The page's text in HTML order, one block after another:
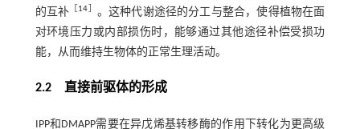
的互补
14
。这种代谢途径的分工与整合，使得植物在面
对环境压力或内部损伤时，能够通过其他途径补偿受损功
能，从而维持生物体的正常生理活动。
2.2直接前驱体的形成
IPP和DMAPP需要在异戊烯基转移酶的作用下转化为更高级